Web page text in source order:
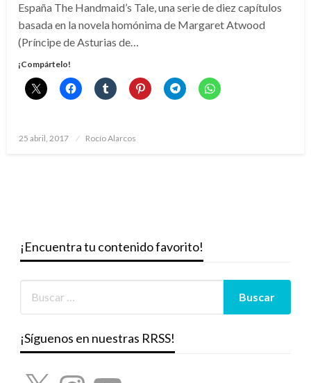
España The Handmaid’s Tale, una serie de diez capítulos
basada en la novela homónima de Margaret Atwood
(Príncipe de Asturias de…
¡Compártelo!
Publicado
25 abril, 2017 Rocío Alarcos
¡Encuentra tu contenido favorito!
¡Síguenos en nuestras RRSS!
X InstagramYouTube